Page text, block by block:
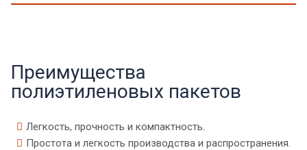
Преимущества
полиэтиленовых пакетов
Легкость, прочность и компактность.
Простота и легкость производства и распространения.